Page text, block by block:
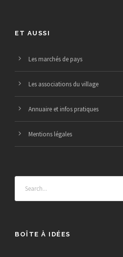
ET AUSSI
Les marchés de pays
Les associations du village
Annuaire et infos pratiques
Mentions légales
BOÎTE À IDÉES